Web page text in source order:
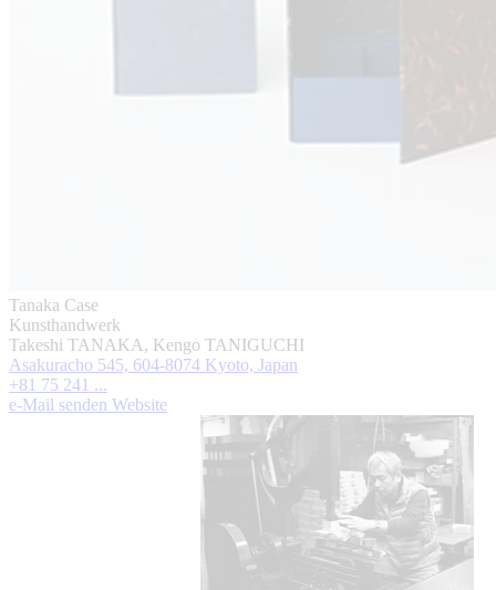
Tanaka Case
Kunsthandwerk
Takeshi TANAKA, Kengo TANIGUCHI
Asakuracho 545, 604-8074 Kyoto, Japan
+81 75 241 ...
e-Mail senden Website